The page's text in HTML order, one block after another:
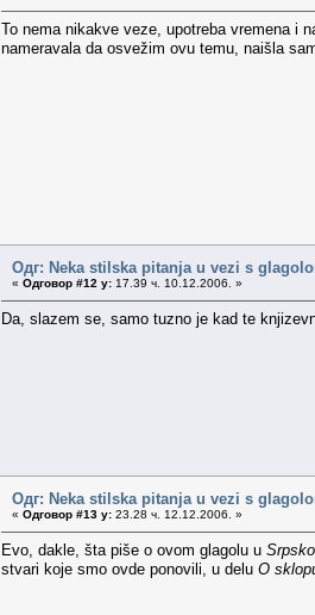
To nema nikakve veze, upotreba vremena i
nameravala da osvežim ovu temu, naišla
Одг: Neka stilska pitanja u vezi s
« Одговор #12 у: 17.39 ч. 10.12.2006. »
Da, slazem se, samo tuzno je kad te
Одг: Neka stilska pitanja u vezi s
« Одговор #13 у: 23.28 ч. 12.12.2006. »
Evo, dakle, šta piše o ovom glagolu u
stvari koje smo ovde ponovili, u delu O